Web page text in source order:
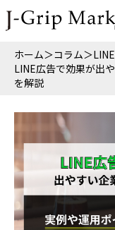
ホーム＞コラム＞
LINE広告で効果が出
を解説